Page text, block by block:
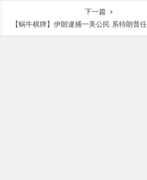
下一篇
【蜗牛棋牌】伊朗逮捕一美公民 系特朗普任内在